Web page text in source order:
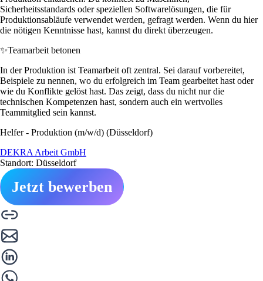
Sicherheitsstandards oder speziellen Softwarelösungen, die für
Produktionsabläufe verwendet werden, gefragt werden. Wenn du hier
die nötigen Kenntnisse hast, kannst du direkt überzeugen.
✨Teamarbeit betonen
In der Produktion ist Teamarbeit oft zentral. Sei darauf vorbereitet,
Beispiele zu nennen, wo du erfolgreich im Team gearbeitet hast oder
wie du Konflikte gelöst hast. Das zeigt, dass du nicht nur die
technischen Kompetenzen hast, sondern auch ein wertvolles
Teammitglied sein kannst.
Helfer - Produktion (m/w/d) (Düsseldorf)
DEKRA Arbeit GmbH
Standort: Düsseldorf
Jetzt bewerben